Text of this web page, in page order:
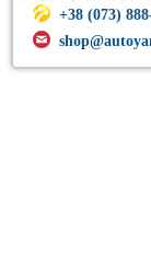
+38 (073)